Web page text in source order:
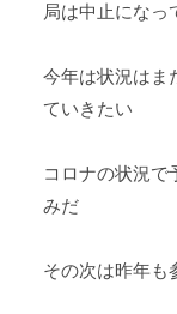
局は中止になっ
今年は状況はま
ていきたい
コロナの状況で
みだ
その次は昨年も